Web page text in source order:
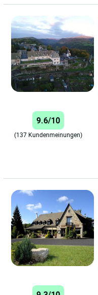
9.6/10
(137 Kundenmeinungen)